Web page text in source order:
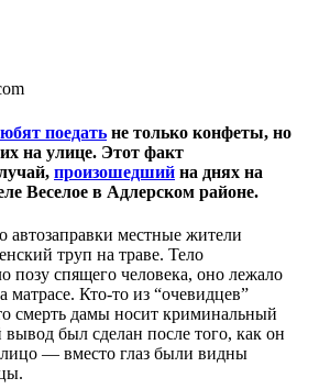
поедать не только конфеты, но
на улице. Этот факт
произошедший на днях на
Веселое в Адлерском районе.
местные жители
труп на траве. Тело
позу спящего человека, оно лежало
матрасе. Кто-то из “очевидцев”
смерть дамы носит криминальный
вывод был сделан после того, как он
лицо — вместо глаз были видны